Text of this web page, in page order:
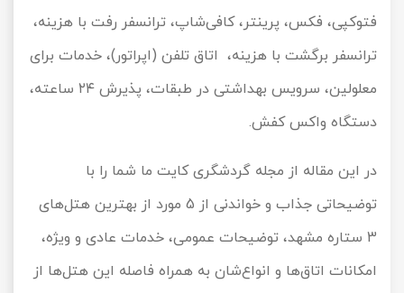
فتوکپی، فکس، پرینتر، کافیشاپ، ترانسفر رفت با هزینه،
ترانسفر برگشت با هزینه، اتاق تلفن (اپراتور)، خدمات برای
معلولین، سرویس بهداشتی در طبقات، پذیرش ۲۴ ساعته،
دستگاه واکس کفش.
در این مقاله از مجله گردشگری کایت ما شما را با
توضیحاتی جذاب و خواندنی از 5 مورد از بهترین هتل‌های
3 ستاره مشهد، توضیحات عمومی، خدمات عادی و ویژه،
امکانات اتاق‌ها و انواع‌شان به همراه فاصله این هتل‌ها از